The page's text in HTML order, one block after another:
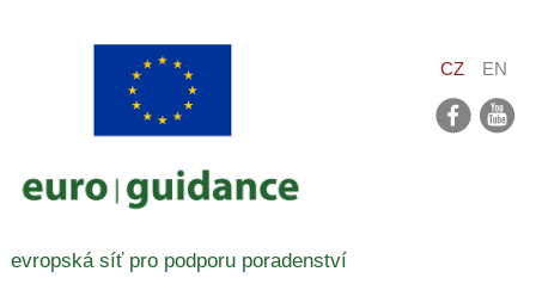
evropská síť pro podporu poradenství
CZ EN